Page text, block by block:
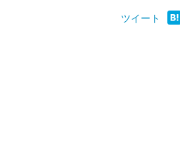
ツイート